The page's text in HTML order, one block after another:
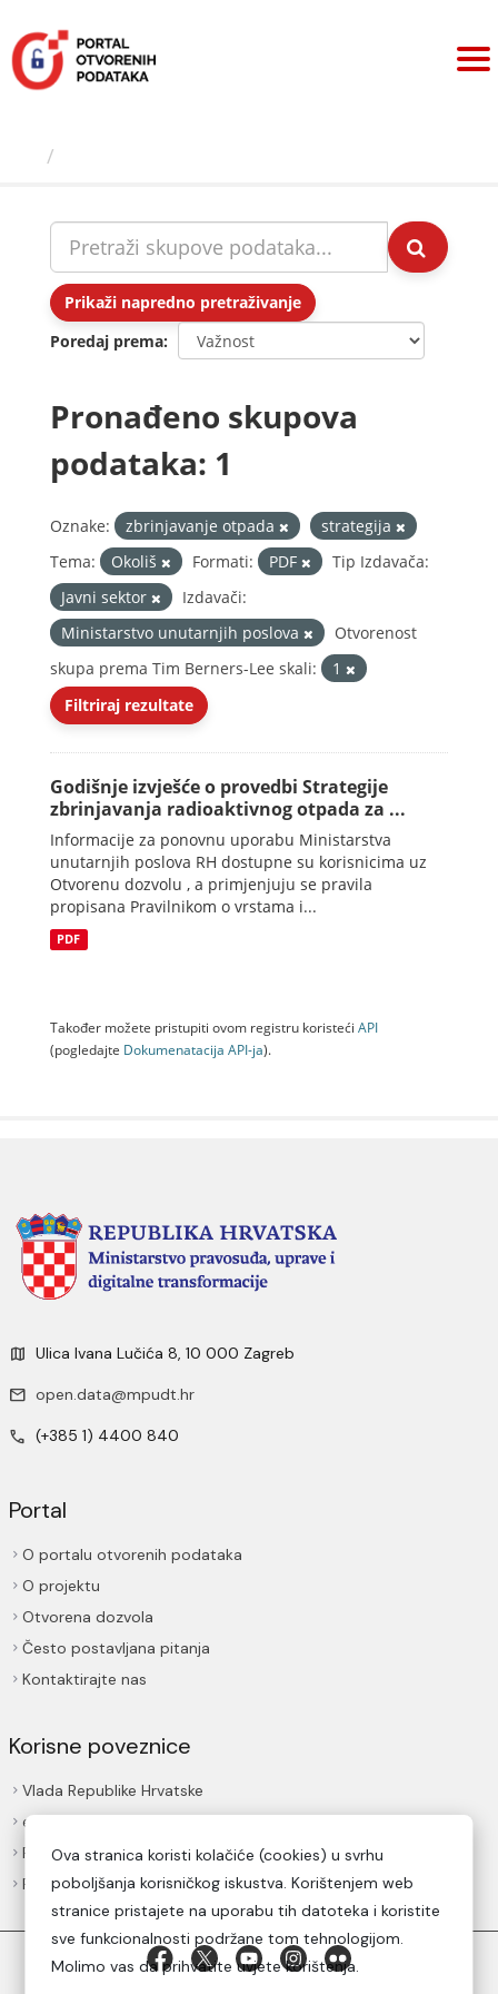
sadržaj
Prikaži napredno pretraživanje
Poredaj prema
Pronađeno skupova
podataka: 1
Oznake: zbrinjavanje otpada
strategija
Tema:
Okoliš Formati: PDF
Tip Izdavača:
Javni sektor
Izdavači:
Ministarstvo unutarnjih poslova
Otvorenost
skupa prema Tim Berners-Lee skali:
1
Filtriraj rezultate
Godišnje izvješće o provedbi Strategije
zbrinjavanja radioaktivnog otpada za ...
Informacije za ponovnu uporabu Ministarstva
unutarnjih poslova RH dostupne su korisnicima uz
Otvorenu dozvolu , a primjenjuju se pravila
propisana Pravilnikom o vrstama i...
PDF
Također možete pristupiti ovom registru koristeći API
(pogledajte Dokumenаtаcijа API-jа).